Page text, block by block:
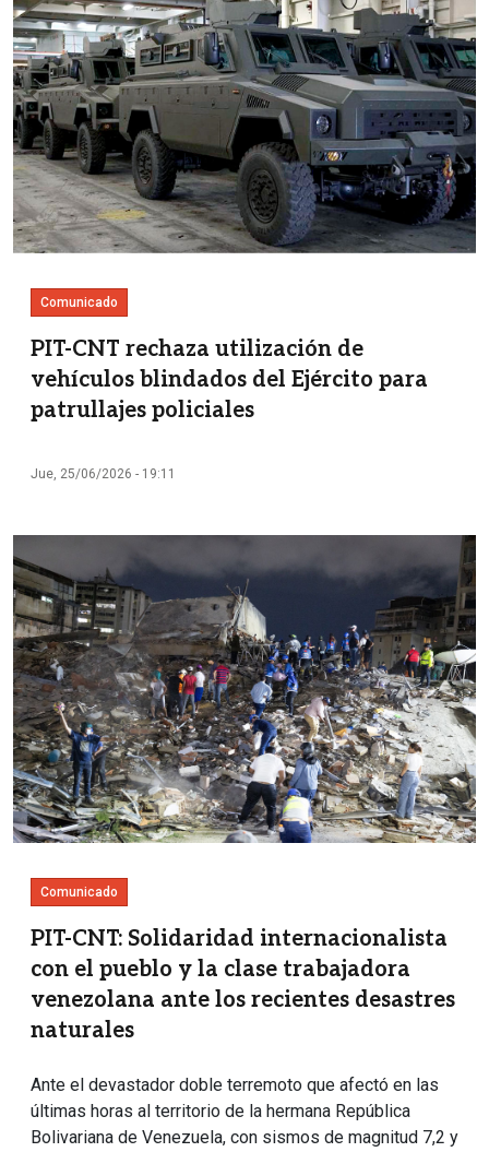
Comunicado
PIT-CNT rechaza utilización de
vehículos blindados del Ejército para
patrullajes policiales
Jue, 25/06/2026 - 19:11
Comunicado
PIT-CNT: Solidaridad internacionalista
con el pueblo y la clase trabajadora
venezolana ante los recientes desastres
naturales
Ante el devastador doble terremoto que afectó en las
últimas horas al territorio de la hermana República
Bolivariana de Venezuela, con sismos de magnitud 7,2 y